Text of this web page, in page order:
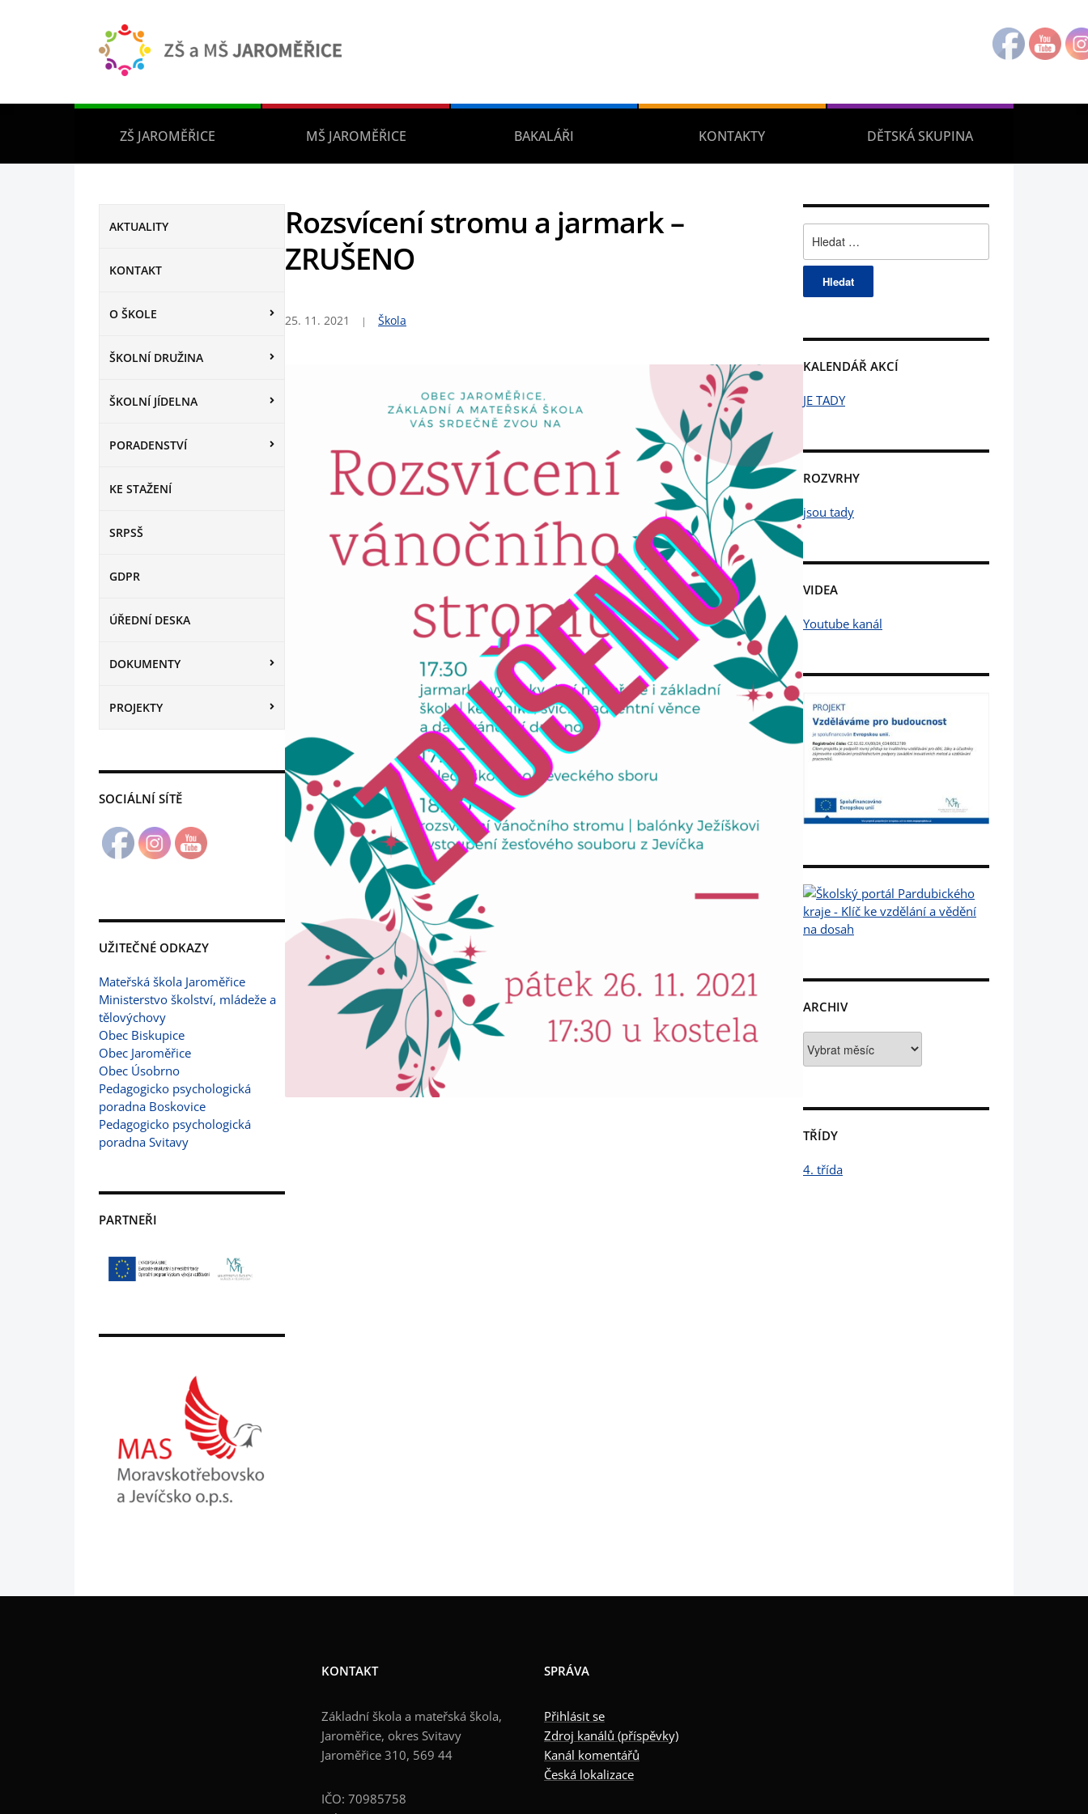
ZŠ JAROMĚŘICE MŠ JAROMĚŘICE BAKALÁŘI KONTAKTY DĚTSKÁ SKUPINA
AKTUALITY
KONTAKT
O ŠKOLE
ŠKOLNÍ DRUŽINA
ŠKOLNÍ JÍDELNA
PORADENSTVÍ
KE STAŽENÍ
SRPSŠ
GDPR
ÚŘEDNÍ DESKA
DOKUMENTY
PROJEKTY
SOCIÁLNÍ SÍTĚ
UŽITEČNÉ ODKAZY
Mateřská škola Jaroměřice
Ministerstvo školství, mládeže a
tělovýchovy
Obec Biskupice
Obec Jaroměřice
Obec Úsobrno
Pedagogicko psychologická
poradna Boskovice
Pedagogicko psychologická
poradna Svitavy
PARTNEŘI
Rozsvícení stromu a jarmark –
ZRUŠENO
25. 11. 2021 Škola
KALENDÁŘ AKCÍ
JE TADY
ROZVRHY
jsou tady
VIDEA
Youtube kanál
ARCHIV
TŘÍDY
4. třída
KONTAKT
Základní škola a mateřská škola,
Jaroměřice, okres Svitavy
Jaroměřice 310, 569 44
IČO: 70985758
SPRÁVA
Přihlásit se
Zdroj kanálů (příspěvky)
Kanál komentářů
Česká lokalizace